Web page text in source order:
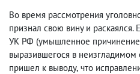
Во время рассмотрения
признал свою вину и раскаялся.
УК РФ (умышленное
выразившегося в
пришел к выводу, что